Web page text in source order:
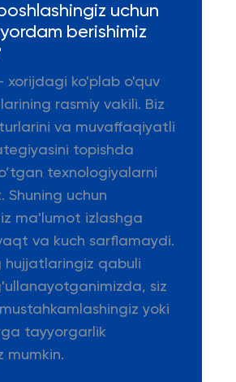
uchun
berishimiz
xorijdagi ko'plab o'quv
rasmiy vakili. Biz
va muvaffaqiyatli
topishda
texnologiyalarni
Shuning uchun
ma'lumot izlashga
va kuch sarflamaydi.
hujjatlaringiz qabuli
siz
yoki
tayyorgarlik
mumkin.